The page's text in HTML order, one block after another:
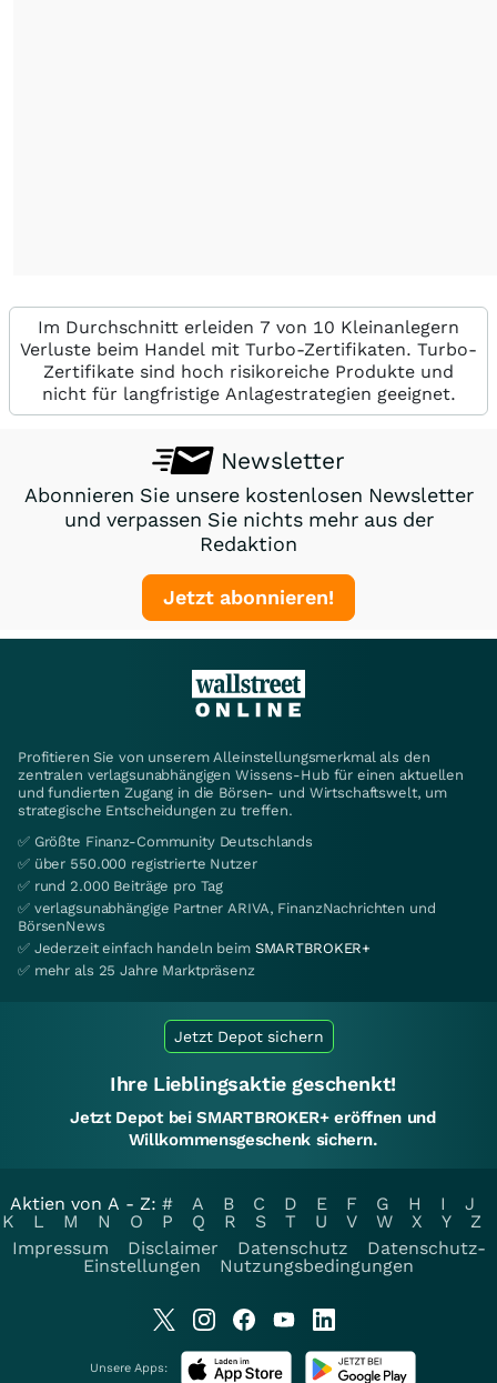
Im Durchschnitt erleiden 7 von 10 Kleinanlegern
Verluste beim Handel mit Turbo-Zertifikaten. Turbo-
Zertifikate sind hoch risikoreiche Produkte und
nicht für langfristige Anlagestrategien geeignet.
Newsletter
Abonnieren Sie unsere kostenlosen Newsletter
und verpassen Sie nichts mehr aus der
Redaktion
Jetzt abonnieren!
Profitieren Sie von unserem Alleinstellungsmerkmal als den
zentralen verlagsunabhängigen Wissens-Hub für einen aktuellen
und fundierten Zugang in die Börsen- und Wirtschaftswelt, um
strategische Entscheidungen zu treffen.
✅ Größte Finanz-Community Deutschlands
✅ über 550.000 registrierte Nutzer
✅ rund 2.000 Beiträge pro Tag
✅ verlagsunabhängige Partner ARIVA, FinanzNachrichten und
BörsenNews
✅ Jederzeit einfach handeln beim SMARTBROKER+
✅ mehr als 25 Jahre Marktpräsenz
Jetzt Depot sichern
Ihre Lieblingsaktie geschenkt!
Jetzt Depot bei SMARTBROKER+ eröffnen und
Willkommensgeschenk sichern.
Aktien von A - Z: # A B C D E F G H I
J
K
L M N O P Q R S T U V W X Y
Z
Impressum
Disclaimer Datenschutz
Datenschutz-
Einstellungen
Nutzungsbedingungen
Unsere Apps: